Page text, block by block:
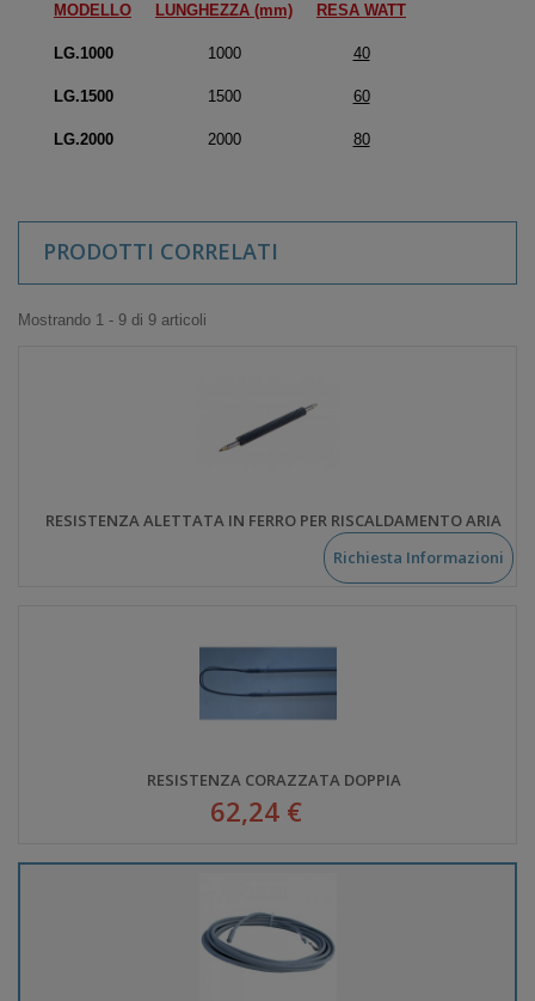
MODELLO LUNGHEZZA (mm) RESA WATT
LG.1000 1000 40
LG.1500 1500 60
LG.2000 2000 80
LG.5000 5000 200
LG.10000 10000
PRODOTTI CORRELATI
Mostrando 1 - 9 di 9 articoli
RESISTENZA ALETTATA IN FERRO PER RISCALDAMENTO ARIA
Richiesta Informazioni
RESISTENZA CORAZZATA DOPPIA
62,24 €